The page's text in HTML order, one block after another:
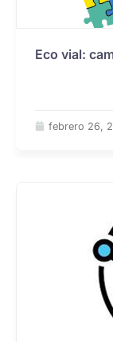
Eco vial:
febrero 26,